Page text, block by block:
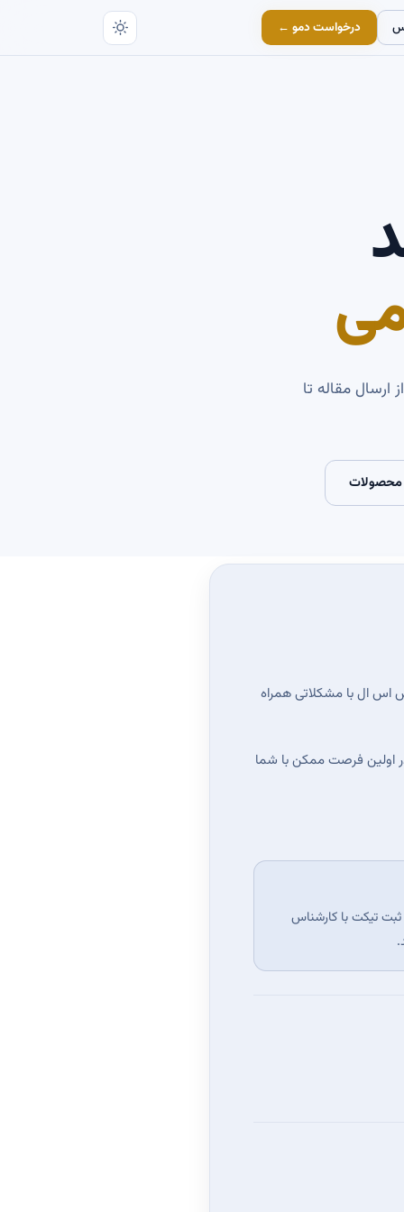
درخواست دمو ←
مقاله تا
اس ال با مشکلاتی همراه
اولین فرصت ممکن با شما
ثبت تیکتبا کارشناس